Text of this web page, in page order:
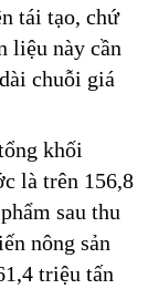
tái tạo, chứ
liệu này cần
chuỗi giá
khối
là trên 156,8
sau thu
nông sản
triệu tấn